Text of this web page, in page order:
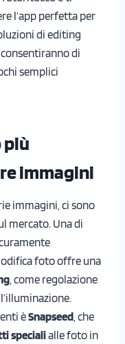
l’app perfetta per
di editing
di
semplici
più
immagini
immagini, ci sono
mercato. Una di
foto offre una
, come regolazione
èSnapseed , che
specialialle foto in